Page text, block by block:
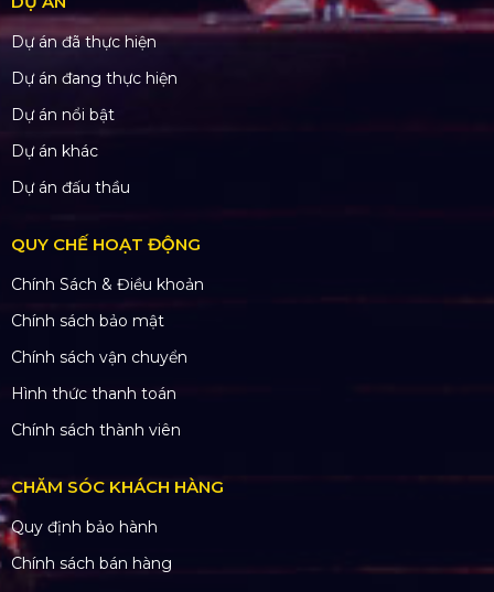
Dự án đã thực hiện
Dự án đang thực hiện
Dự án nổi bật
Dự án khác
Dự án đấu thầu
QUY CHẾ HOẠT ĐỘNG
Chính Sách & Điều khoản
Chính sách bảo mật
Chính sách vận chuyển
Hình thức thanh toán
Chính sách thành viên
CHĂM SÓC KHÁCH HÀNG
Quy định bảo hành
Chính sách bán hàng